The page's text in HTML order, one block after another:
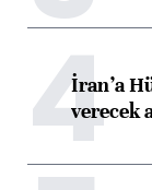
4
İran’a
verecek